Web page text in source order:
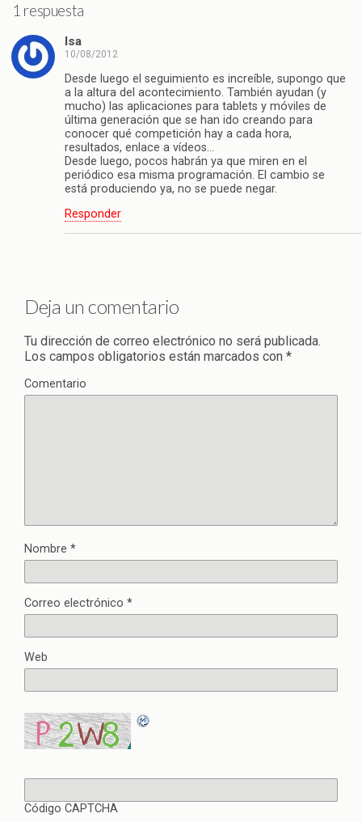
1 respuesta
Isa
10/08/2012
Desde luego el seguimiento es increíble, supongo que
a la altura del acontecimiento. También ayudan (y
mucho) las aplicaciones para tablets y móviles de
última generación que se han ido creando para
conocer qué competición hay a cada hora,
resultados, enlace a vídeos…
Desde luego, pocos habrán ya que miren en el
periódico esa misma programación. El cambio se
está produciendo ya, no se puede negar.
Responder
Deja un comentario
Tu dirección de correo electrónico no será publicada.
Los campos obligatorios están marcados con *
Comentario
Nombre *
Correo electrónico *
Web
Código CAPTCHA